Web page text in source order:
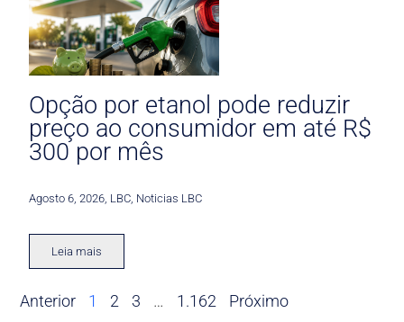
Opção por etanol pode reduzir
preço ao consumidor em até R$
300 por mês
Agosto 6, 2026 LBC Noticias LBC
Leia mais
Anterior 1 2 3 … 1.162 Próximo